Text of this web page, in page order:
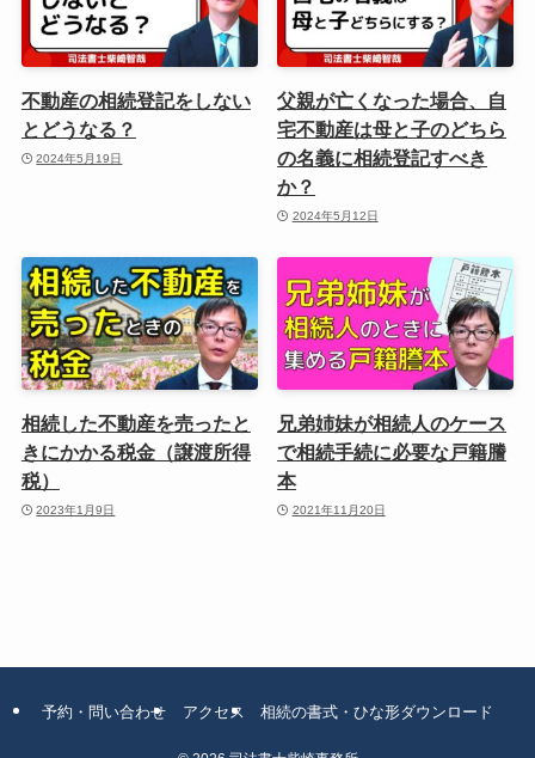
不動産の相続登記をしない
とどうなる？
2024年5月19日
父親が亡くなった場合、自
宅不動産は母と子のどちら
の名義に相続登記すべき
か？
2024年5月12日
相続した不動産を売ったと
きにかかる税金（譲渡所得
税）
2023年1月9日
兄弟姉妹が相続人のケース
で相続手続に必要な戸籍謄
本
2021年11月20日
予約・問い合わせ アクセス 相続の書式・ひな形ダウンロード